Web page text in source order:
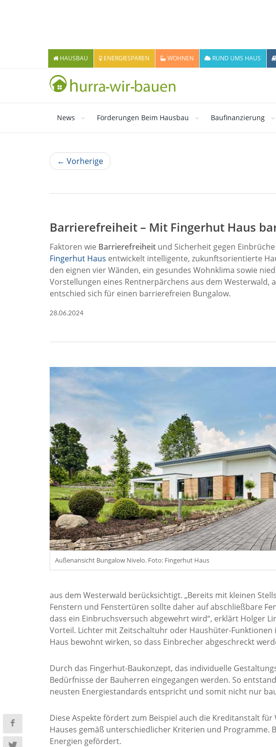
HAUSBAU ENERGIESPAREN WOHNEN RUND UMS HAUS
News Förderungen Beim Hausbau Baufinanzierung
← Vorherige
Barrierefreiheit – Mit Fingerhut Haus
Faktoren wie Barrierefreiheit und Sicherheit gegen
Fingerhut Haus entwickelt intelligente, zukunftsorientierte
den eignen vier Wänden, ein gesundes Wohnklima sowie
Vorstellungen eines Rentnerpärchens aus dem Westerwald,
entschied sich für einen barrierefreien Bungalow.
28.06.2024
Außenansicht Bungalow Nivelo. Foto: Fingerhut Haus
aus dem Westerwald berücksichtigt. „Bereits mit kleinen
Fenstern und Fenstertüren sollte daher auf abschließbare
dass ein Einbruchsversuch abgewehrt wird“, erklärt Holger
Vorteil. Lichter mit Zeitschaltuhr oder Haushüter-Funktionen
Haus bewohnt wirken, so dass Einbrecher abgeschreckt
Durch das Fingerhut-Baukonzept, das individuelle
Bedürfnisse der Bauherren eingegangen werden. So
neusten Energiestandards entspricht und somit nicht nur
Diese Aspekte fördert zum Beispiel auch die Kreditanstalt für
Hauses gemäß unterschiedlicher Kriterien und Programme.
Energien gefördert.